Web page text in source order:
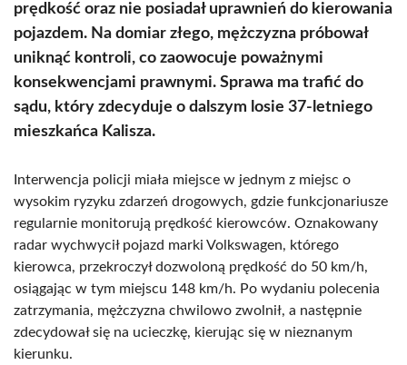
prędkość oraz nie posiadał uprawnień do kierowania
pojazdem. Na domiar złego, mężczyzna próbował
uniknąć kontroli, co zaowocuje poważnymi
konsekwencjami prawnymi. Sprawa ma trafić do
sądu, który zdecyduje o dalszym losie 37-letniego
mieszkańca Kalisza.
Interwencja policji miała miejsce w jednym z miejsc o
wysokim ryzyku zdarzeń drogowych, gdzie funkcjonariusze
regularnie monitorują prędkość kierowców. Oznakowany
radar wychwycił pojazd marki Volkswagen, którego
kierowca, przekroczył dozwoloną prędkość do 50 km/h,
osiągając w tym miejscu 148 km/h. Po wydaniu polecenia
zatrzymania, mężczyzna chwilowo zwolnił, a następnie
zdecydował się na ucieczkę, kierując się w nieznanym
kierunku.